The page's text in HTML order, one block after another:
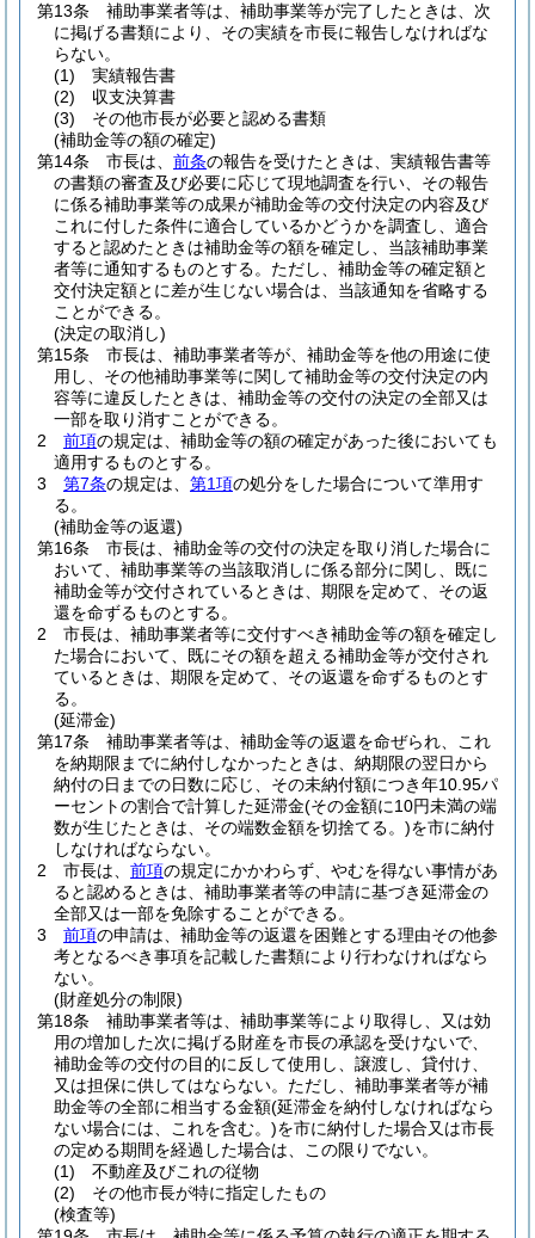
第13条
補助事業者等は、補助事業等が完了したときは、次
に掲げる書類により、その実績を市長に報告しなければな
らない。
(1)
実績報告書
(2)
収支決算書
(3)
その他市長が必要と認める書類
(補助金等の額の確定)
第14条
市長は、 前条の報告を受けたときは、実績報告書等
の書類の審査及び必要に応じて現地調査を行い、その報告
に係る補助事業等の成果が補助金等の交付決定の内容及び
これに付した条件に適合しているかどうかを調査し、適合
すると認めたときは補助金等の額を確定し、当該補助事業
者等に通知するものとする。 ただし、補助金等の確定額と
交付決定額とに差が生じない場合は、当該通知を省略する
ことができる。
(決定の取消し)
第15条
市長は、補助事業者等が、補助金等を他の用途に使
用し、その他補助事業等に関して補助金等の交付決定の内
容等に違反したときは、補助金等の交付の決定の全部又は
一部を取り消すことができる。
2
前項の規定は、補助金等の額の確定があった後においても
適用するものとする。
3
第7条の規定は、 第1項の処分をした場合について準用す
る。
(補助金等の返還)
第16条
市長は、補助金等の交付の決定を取り消した場合に
おいて、補助事業等の当該取消しに係る部分に関し、既に
補助金等が交付されているときは、期限を定めて、その返
還を命ずるものとする。
2
市長は、補助事業者等に交付すべき補助金等の額を確定し
た場合において、既にその額を超える補助金等が交付され
ているときは、期限を定めて、その返還を命ずるものとす
る。
(延滞金)
第17条
補助事業者等は、補助金等の返還を命ぜられ、これ
を納期限までに納付しなかったときは、納期限の翌日から
納付の日までの日数に応じ、その未納付額につき年10.95パ
ーセントの割合で計算した延滞金(その金額に10円未満の端
数が生じたときは、その端数金額を切捨てる。)を市に納付
しなければならない。
2
市長は、 前項の規定にかかわらず、やむを得ない事情があ
ると認めるときは、補助事業者等の申請に基づき延滞金の
全部又は一部を免除することができる。
3
前項の申請は、補助金等の返還を困難とする理由その他参
考となるべき事項を記載した書類により行わなければなら
ない。
(財産処分の制限)
第18条
補助事業者等は、補助事業等により取得し、又は効
用の増加した次に掲げる財産を市長の承認を受けないで、
補助金等の交付の目的に反して使用し、譲渡し、貸付け、
又は担保に供してはならない。 ただし、補助事業者等が補
助金等の全部に相当する金額(延滞金を納付しなければなら
ない場合には、これを含む。)を市に納付した場合又は市長
の定める期間を経過した場合は、この限りでない。
(1)
不動産及びこれの従物
(2)
その他市長が特に指定したもの
(検査等)